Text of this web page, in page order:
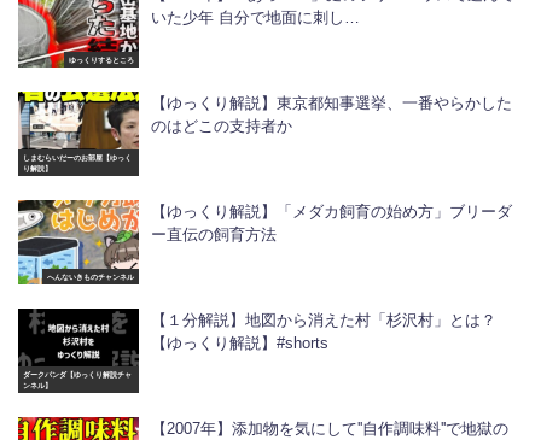
ゆっくりするところ
いた少年 自分で地面に刺し…
しまむらいだーのお部屋【ゆっく
り解説】
【ゆっくり解説】東京都知事選挙、一番やらかした
のはどこの支持者か
へんないきものチャンネル
【ゆっくり解説】「メダカ飼育の始め方」ブリーダ
ー直伝の飼育方法
ダークパンダ【ゆっくり解説チャ
ンネル】
【１分解説】地図から消えた村「杉沢村」とは？
【ゆっくり解説】#shorts
【2007年】添加物を気にして''自作調味料''で地獄の